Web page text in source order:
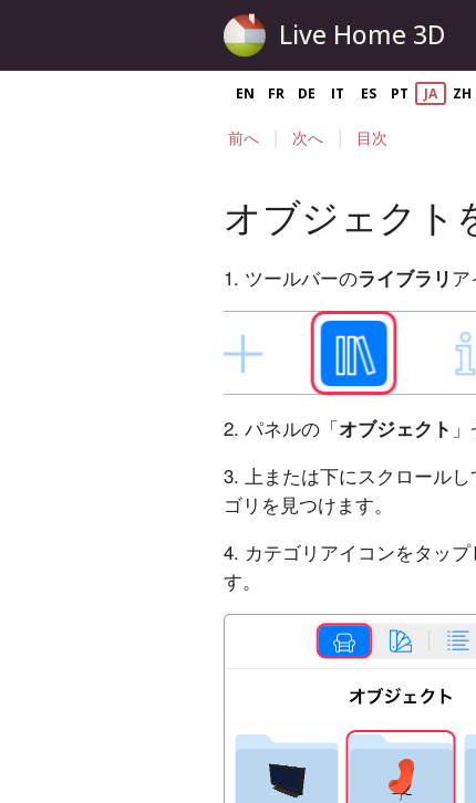
Live Home 3D
EN FR DE IT ES PT JA ZH
前へ | 次へ | 目次
オブジェクト
1. ツールバーのライブラリア
2. パネルの「オブジェクト
3. 上または下にスクロール
ゴリを見つけます。
4. カテゴリアイコンをタッ
す。